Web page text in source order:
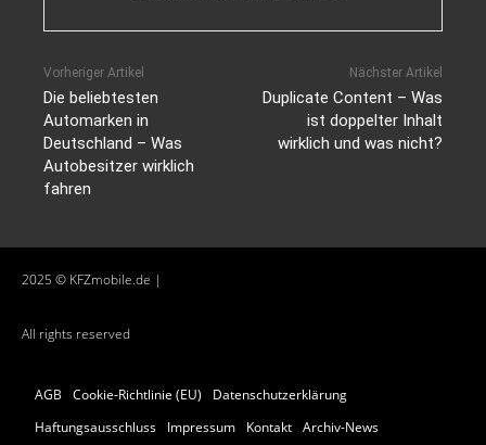
Vorheriger Artikel
Die beliebtesten
Automarken in
Deutschland – Was
Autobesitzer wirklich
fahren
Nächster Artikel
Duplicate Content – Was
ist doppelter Inhalt
wirklich und was nicht?
2025 © KFZmobile.de |
All rights reserved
AGB Cookie-Richtlinie (EU)
Datenschutzerklärung
Haftungsausschluss
Impressum Kontakt Archiv-News